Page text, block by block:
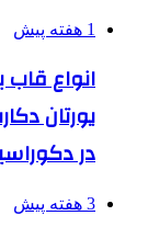
1 هفته پیش
انواع
یورتان
در
3 هفته پیش